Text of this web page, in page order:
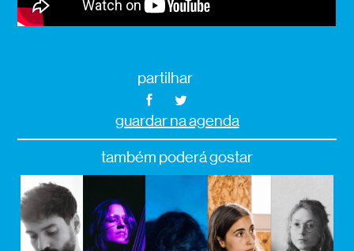
partilhar
guardar na agenda
também poderá gostar